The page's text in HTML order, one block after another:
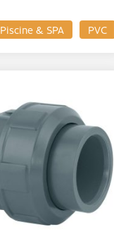
Piscine & SPA PVC